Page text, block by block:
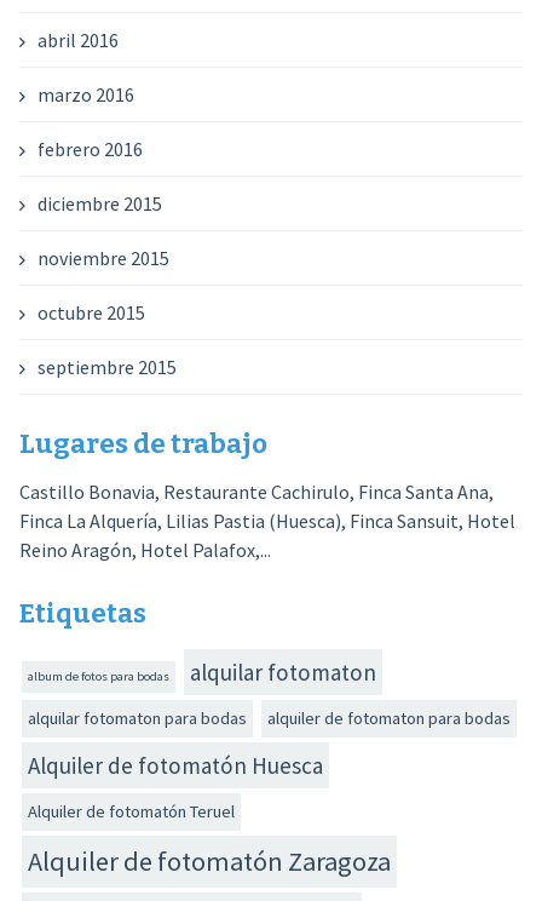
abril 2016
marzo 2016
febrero 2016
diciembre 2015
noviembre 2015
octubre 2015
septiembre 2015
Lugares de trabajo
Castillo Bonavia, Restaurante Cachirulo, Finca Santa Ana,
Finca La Alquería, Lilias Pastia (Huesca), Finca Sansuit, Hotel
Reino Aragón, Hotel Palafox,...
Etiquetas
album de fotos para bodas alquilar fotomaton
alquilar fotomaton para bodas alquiler de fotomaton para bodas
Alquiler de fotomatón Huesca
Alquiler de fotomatón Teruel
Alquiler de fotomatón Zaragoza